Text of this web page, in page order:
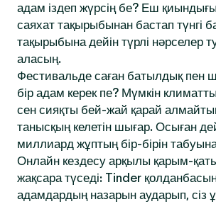
адам іздеп жүрсің бе? Еш
саяхат тақырыбынан бастап түнгі
тақырыбына дейін түрлі нәрселер
аласың.
Фестивальде саған батылдық пен
бір адам керек пе? Мүмкін
сен сияқты бей-жай қарай
танысқың келетін шығар. Осыған
миллиард жұптың бір-бірін табуына
Онлайн кездесу арқылы қарым-
жақсара түседі: Tinder
адамдардың назарын аударып, сіз